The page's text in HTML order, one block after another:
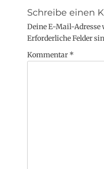
Schreibe einen
Deine E-Mail-
Erforderliche Felder
Kommentar *